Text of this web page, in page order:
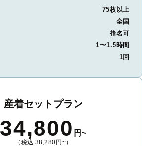
75枚以上
全国
指名可
1〜1.5時間
1回
産着セットプラン
34,800 円~
（税込 38,280円~）